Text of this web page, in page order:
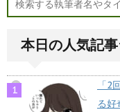
本日の人気記
「2
る好